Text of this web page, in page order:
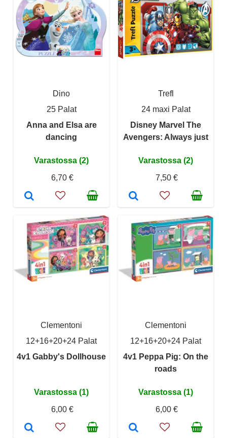
Dino
25 Palat
Anna and Elsa are
dancing
Varastossa (2)
6,70 €
Trefl
24 maxi Palat
Disney Marvel The
Avengers: Always just
Varastossa (2)
7,50 €
Clementoni
12+16+20+24 Palat
4v1 Gabby's Dollhouse
Varastossa (1)
6,00 €
Clementoni
12+16+20+24 Palat
4v1 Peppa Pig: On the
roads
Varastossa (1)
6,00 €